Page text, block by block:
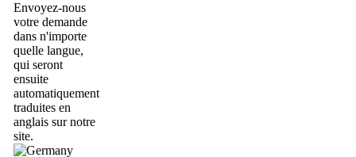
Envoyez-nous
votre demande
dans n'importe
quelle langue,
qui seront
ensuite
automatiquement
traduites en
anglais sur notre
site.